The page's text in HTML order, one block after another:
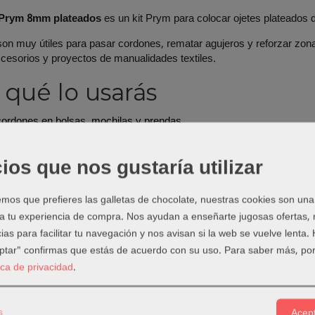
8mm plateadoses un kit Prym para colocar ojetes
muy útiles para pasar cordones, rematar agujeros y reforzar
y proyectos de manualidades textiles.
qué lo usarás
en bolsas, mochilas y prendas.
accesorios de costura creativa.
más limpio y resistente.
de Laura
o perfora justo lo necesario. Si haces el agujero demasiado
encaja en tu costurero
nuestra selección de snaps y botones a presión para costura,
que nos gustaría utilizar
que prefieres las galletas de chocolate, nuestras cookies son
tu experiencia de compra. Nos ayudan a enseñarte jugosas ofertas,
para facilitar tu navegación y nos avisan si la web se vuelve lenta.
confirmas que estás de acuerdo con su uso. Para saber más,
de privacidad.